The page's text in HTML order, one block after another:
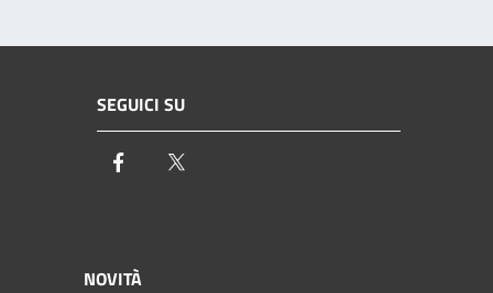
SEGUICI SU
Facebook
NOVITÀ